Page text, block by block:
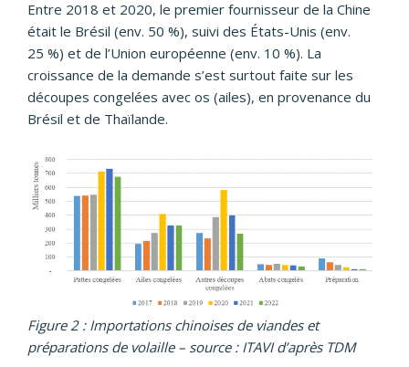
Entre 2018 et 2020, le premier fournisseur de la Chine
était le Brésil (env. 50 %), suivi des États-Unis (env.
25 %) et de l’Union européenne (env. 10 %). La
croissance de la demande s’est surtout faite sur les
découpes congelées avec os (ailes), en provenance du
Brésil et de Thaïlande.
Figure 2 : Importations chinoises de viandes et
préparations de volaille – source : ITAVI d’après TDM